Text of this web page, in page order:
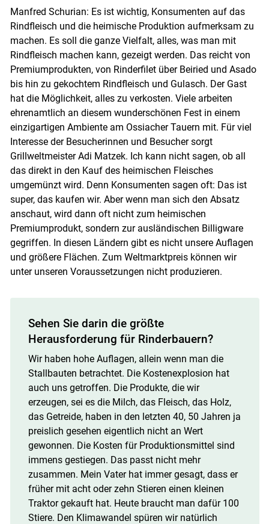
Manfred Schurian: Es ist wichtig, Konsumenten auf das
Rindfleisch und die heimische Produktion aufmerksam zu
machen. Es soll die ganze Vielfalt, alles, was man mit
Rindfleisch machen kann, gezeigt werden. Das reicht von
Premiumprodukten, von Rinderfilet über Beiried und Asado
bis hin zu gekochtem Rindfleisch und Gulasch. Der Gast
hat die Möglichkeit, alles zu verkosten. Viele arbeiten
ehrenamtlich an diesem wunderschönen Fest in einem
einzigartigen Ambiente am Ossiacher Tauern mit. Für viel
Interesse der Besucherinnen und Besucher sorgt
Grillweltmeister Adi Matzek. Ich kann nicht sagen, ob all
das direkt in den Kauf des heimischen Fleisches
umgemünzt wird. Denn Konsumenten sagen oft: Das ist
super, das kaufen wir. Aber wenn man sich den Absatz
anschaut, wird dann oft nicht zum heimischen
Premiumprodukt, sondern zur ausländischen Billigware
gegriffen. In diesen Ländern gibt es nicht unsere Auflagen
und größere Flächen. Zum Weltmarktpreis können wir
unter unseren Voraussetzungen nicht produzieren.
Sehen Sie darin die größte
Herausforderung für Rinderbauern?
Wir haben hohe Auflagen, allein wenn man die
Stallbauten betrachtet. Die Kostenexplosion hat
auch uns getroffen. Die Produkte, die wir
erzeugen, sei es die Milch, das Fleisch, das Holz,
das Getreide, haben in den letzten 40, 50 Jahren ja
preislich gesehen eigentlich nicht an Wert
gewonnen. Die Kosten für Produktionsmittel sind
immens gestiegen. Das passt nicht mehr
zusammen. Mein Vater hat immer gesagt, dass er
früher mit acht oder zehn Stieren einen kleinen
Traktor gekauft hat. Heute braucht man dafür 100
Stiere. Den Klimawandel spüren wir natürlich